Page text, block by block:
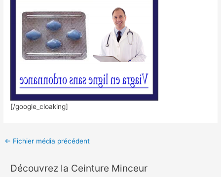
[/google_cloaking]
← Fichier média précédent
Découvrez la Ceinture Minceur